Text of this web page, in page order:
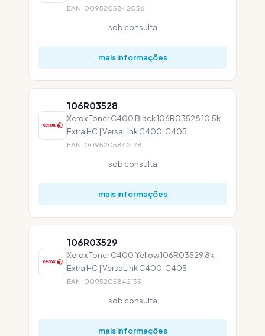
EAN: 0095205842036
sob consulta
mais informações
106R03528
Xerox Toner C400 Black 106R03528 10,5k
Extra HC | VersaLink C400, C405
EAN: 0095205842128
sob consulta
mais informações
106R03529
Xerox Toner C400 Yellow 106R03529 8k
Extra HC | VersaLink C400, C405
EAN: 0095205842135
sob consulta
mais informações